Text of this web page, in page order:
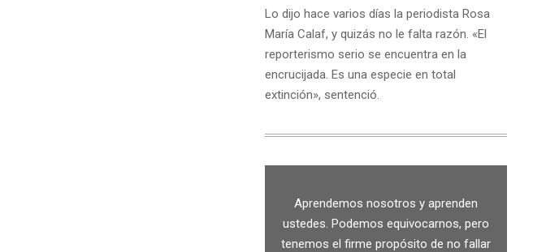
Lo dijo hace varios días la periodista Rosa
María Calaf, y quizás no le falta razón. «El
reporterismo serio se encuentra en la
encrucijada. Es una especie en total
extinción», sentenció.
Aprendemos nosotros y aprenden
ustedes. Podemos equivocarnos, pero
tenemos el firme propósito de no fallar